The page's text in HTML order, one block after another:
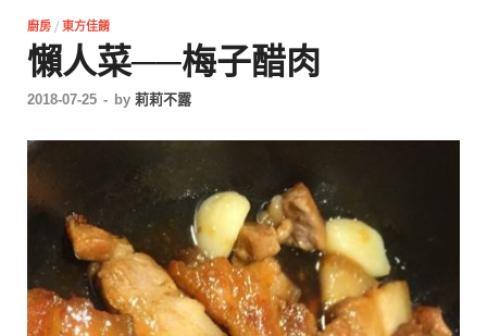
廚房 / 東方佳餚
懶人菜──梅子醋肉
2018-07-25 - by 莉莉不露